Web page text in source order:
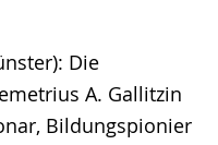
Die
A. Gallitzin
Bildungspionier